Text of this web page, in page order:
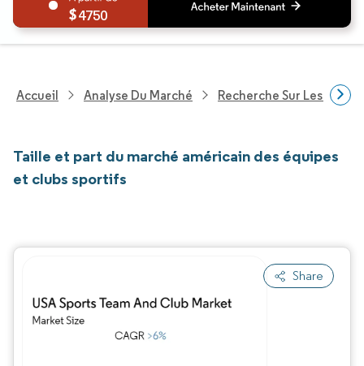
4750
Accueil Analyse Du Marché Recherche Sur Les
Taille et part du marché américain des équipes
et clubs sportifs
Share